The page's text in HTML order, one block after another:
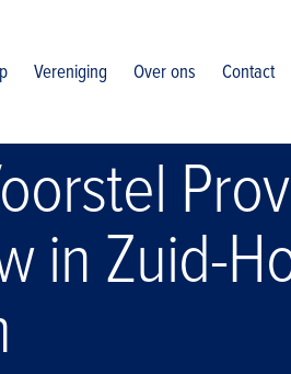
Vereniging Over ons Contact
in Zuid-